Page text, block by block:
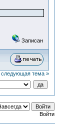
Записан
следующая тема »
Войти